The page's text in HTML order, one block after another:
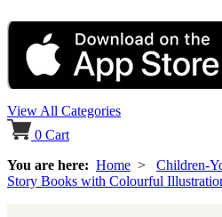
View All Categories
0 Cart
You are here: Home > Children-
Story Books with Colourful